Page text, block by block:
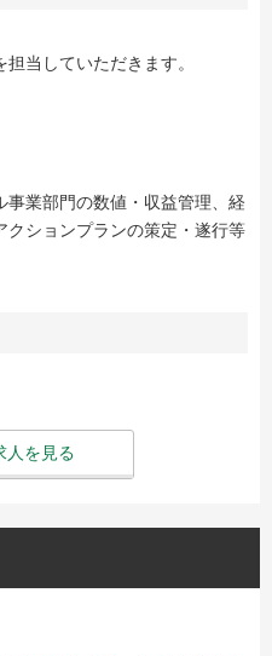
当していただきます。
事業部門の数値・収益管理、経
ションプランの策定・遂行等
人を見る